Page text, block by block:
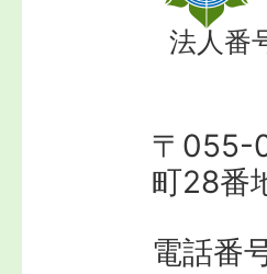
法人番
〒055-
町28番
電話番